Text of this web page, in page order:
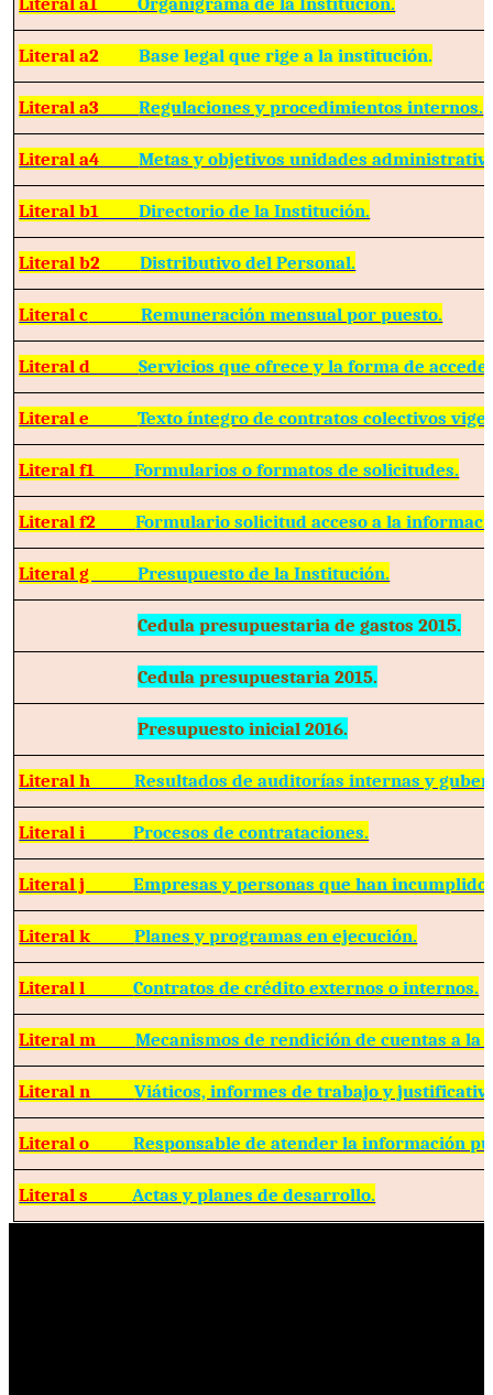
Literal a2Base legal que rige a la institución.
Literal a3Regulaciones y procedimientos internos.
Literal a4Metas y objetivos unidades
Literal b1Directorio de la Institución.
Literal b2Distributivo del Personal.
Literal c Remuneración mensual por puesto.
Literal dServicios que ofrece y la forma de
Literal eTexto íntegro de contratos colectivos
Literal f1Formularios o formatos de solicitudes.
Literal f2Formulario solicitud acceso a la
Literal gPresupuesto de la Institución.
Cedula presupuestaria de gastos 2015.
Cedula presupuestaria 2015.
Presupuesto inicial 2016.
Literal hResultados de auditorías internas y
Literal iProcesos de contrataciones.
Literal jEmpresas y personas que han
Literal kPlanes y programas en ejecución.
Literal lContratos de crédito externos o internos.
Literal mMecanismos de rendición de cuentas a la
Literal nViáticos, informes de trabajo y
Literal oResponsable de atender la información
Literal s Actas y planes de desarrollo.